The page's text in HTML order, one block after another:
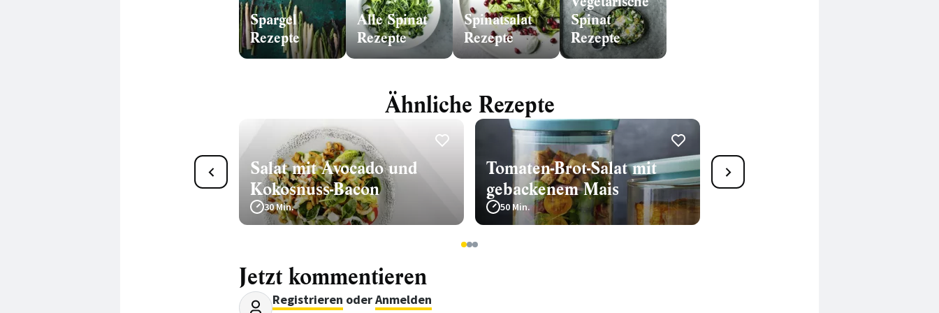
Spargel
Rezepte
Alle Spinat
Rezepte
Spinatsalat
Rezepte
Spinat
Rezepte
Ähnliche Rezepte
Quinoasalat mit Gemüse,
Salat mit Avocado und
Kokosnuss-Bacon
30 Min.
Tomaten-Brot-Salat mit
gebackenem Mais
50 Min.
Quinoasalat mit Gemüse,
Orange und Tofu
123
Jetzt kommentieren
Registrieren oderAnmelden